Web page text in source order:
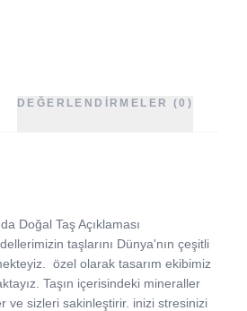
DEĞERLENDIRMELER (0)
Doğal Taş Açıklaması
taşlarını Dünya'nın çeşitli
özel olarak tasarım ekibimiz
Taşın içerisindeki mineraller
ve sizleri sakinleştirir. inizi stresinizi